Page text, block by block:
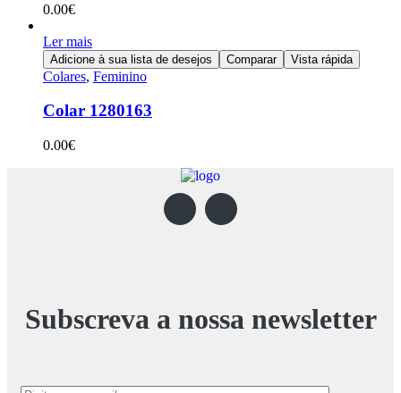
0.00€
Ler mais
Adicione à sua lista de desejos Comparar Vista rápida
Colares, Feminino
Colar 1280163
0.00€
Subscreva a nossa newsletter